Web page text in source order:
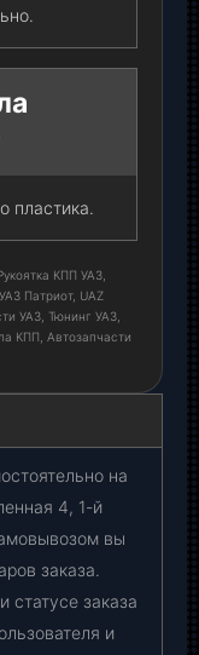
пластика.
КПП УАЗ,
Патриот, UAZ
УАЗ, Тюнинг УАЗ,
КПП, Автозапчасти
на
4, 1-й
вы
заказа.
статусе заказа
и